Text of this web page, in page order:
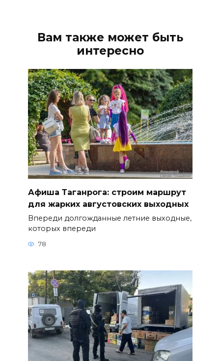
Вам также может быть
интересно
Афиша Таганрога: строим маршрут
для жарких августовских выходных
Впереди долгожданные летние выходные,
которых впереди
78